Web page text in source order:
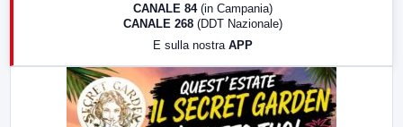
LabNews (replica)
CANALE 84 (in Campania)
CANALE 268 (DDT Nazionale)
E sulla nostra APP